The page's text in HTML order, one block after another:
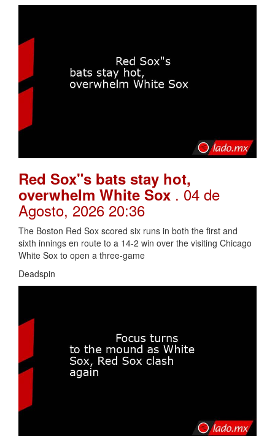
Red Sox"s bats stay hot,
overwhelm White Sox . 04 de
Agosto, 2026 20:36
The Boston Red Sox scored six runs in both the first and
sixth innings en route to a 14-2 win over the visiting Chicago
White Sox to open a three-game
Deadspin